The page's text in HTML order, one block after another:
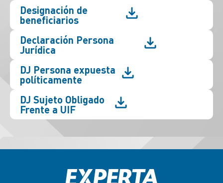
Designación de
beneficiarios
Declaración Persona
Jurídica
DJ Persona expuesta
políticamente
DJ Sujeto Obligado
Frente a UIF